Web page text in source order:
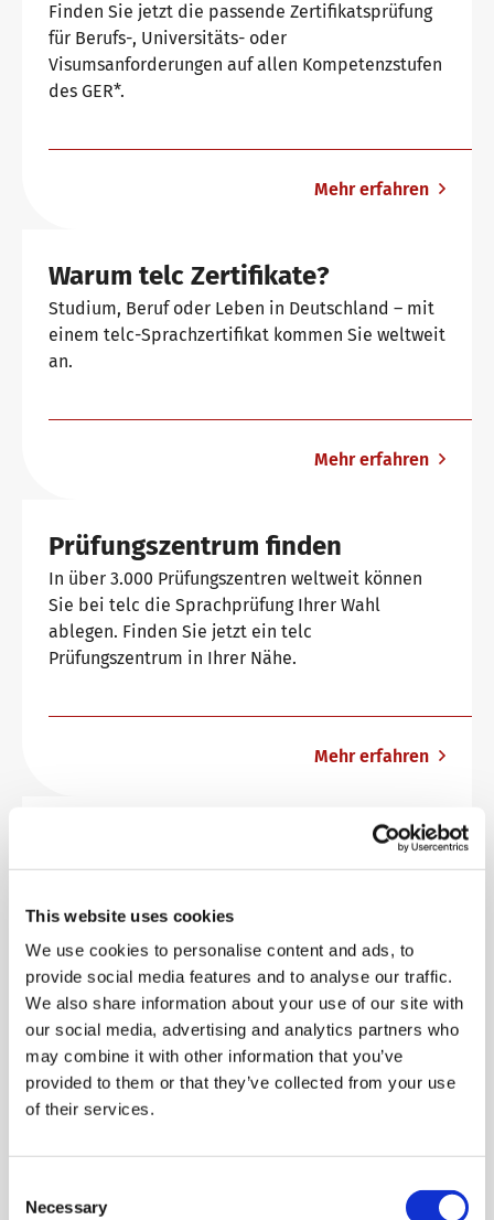
This website uses cookies
We use cookies to personalise content and ads, to
provide social media features and to analyse our traffic.
We also share information about your use of our site with
our social media, advertising and analytics partners who
may combine it with other information that you’ve
provided to them or that they’ve collected from your use
of their services.
Selection
Necessary
Deutschlernen mit telc Lehrwerken
Downloadbereich
Infopakete
Angebote für Deutschlernende
Qualifizierung Prüfungsverantwortung
Qualifikationsphasen
telc Campus
DaF/DaZ Blog
telc in der Presse
Meet telc
Stellenangebote
Konferenzräume in Bad Homburg
ShopCampusTrainingCommunity
Finden Sie jetzt die passende Zertifikatsprüfung
für Berufs-, Universitäts- oder
Visumsanforderungen auf allen Kompetenzstufen
des GER*.
Mehr erfahren
Warum telc Zertifikate?
Studium, Beruf oder Leben in Deutschland – mit
einem telc-Sprachzertifikat kommen Sie weltweit
an.
Mehr erfahren
Prüfungszentrum finden
In über 3.000 Prüfungszentren weltweit können
Sie bei telc die Sprachprüfung Ihrer Wahl
ablegen. Finden Sie jetzt ein telc
Prüfungszentrum in Ihrer Nähe.
Mehr erfahren
Alle wichtigen Informationen rundum die
durchführung auf einen Blick.
Mehr erfahren
Prüfungsorganisation